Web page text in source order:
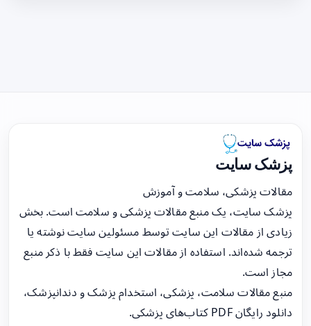
پزشک سایت
مقالات پزشکی، سلامت و آموزش
پزشک سایت، یک منبع مقالات پزشکی و سلامت است. بخش
زیادی از مقالات این سایت توسط مسئولین سایت نوشته یا
ترجمه شده‌اند. استفاده از مقالات این سایت فقط با ذکر منبع
مجاز است.
منبع مقالات سلامت، پزشکی، استخدام پزشک و دندانپزشک،
دانلود رایگان PDF کتاب‌های پزشکی.